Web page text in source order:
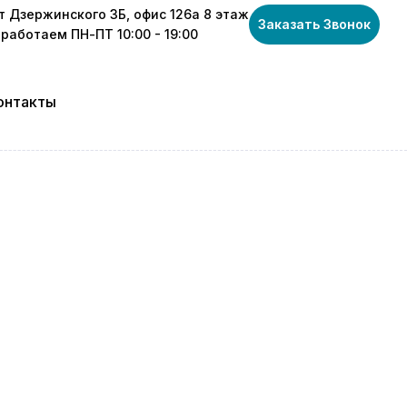
Дзержинского 3Б, офис 126а 8 этаж
ПН-ПТ 10:00 - 19:00
Заказать Звонок